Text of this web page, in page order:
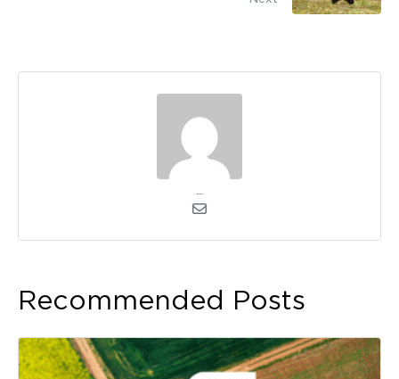
Recommended Posts